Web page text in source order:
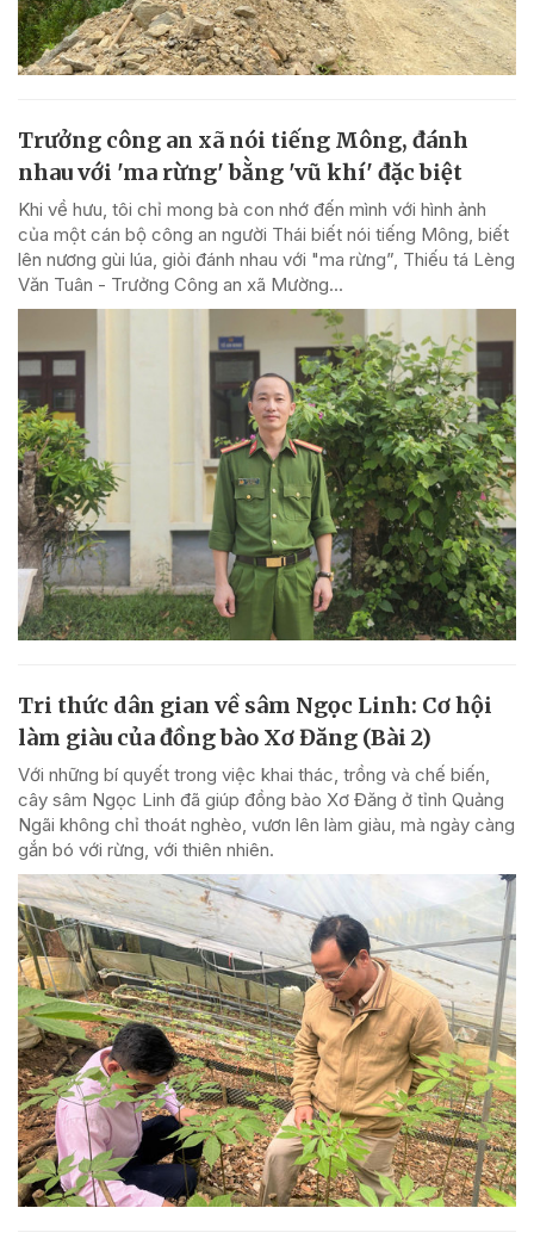
Trưởng công an xã nói tiếng Mông, đánh
nhau với 'ma rừng' bằng 'vũ khí' đặc biệt
Khi về hưu, tôi chỉ mong bà con nhớ đến mình với hình ảnh
của một cán bộ công an người Thái biết nói tiếng Mông, biết
lên nương gùi lúa, giỏi đánh nhau với "ma rừng”, Thiếu tá Lèng
Văn Tuân - Trưởng Công an xã Mường...
Tri thức dân gian về sâm Ngọc Linh: Cơ hội
làm giàu của đồng bào Xơ Đăng (Bài 2)
Với những bí quyết trong việc khai thác, trồng và chế biến,
cây sâm Ngọc Linh đã giúp đồng bào Xơ Đăng ở tỉnh Quảng
Ngãi không chỉ thoát nghèo, vươn lên làm giàu, mà ngày càng
gắn bó với rừng, với thiên nhiên.